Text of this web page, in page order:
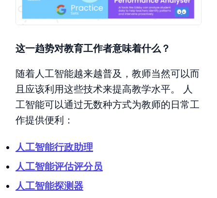
这一趋势对教育工作者意味着什么？
随着人工智能越来越普及，教师当然可以而
且应该利用这些技术来提高教学水平。 人
工智能可以通过无数种方式为教师的日常工
作提供便利：
人工智能行政助理
人工智能评估评分员
人工智能探测器